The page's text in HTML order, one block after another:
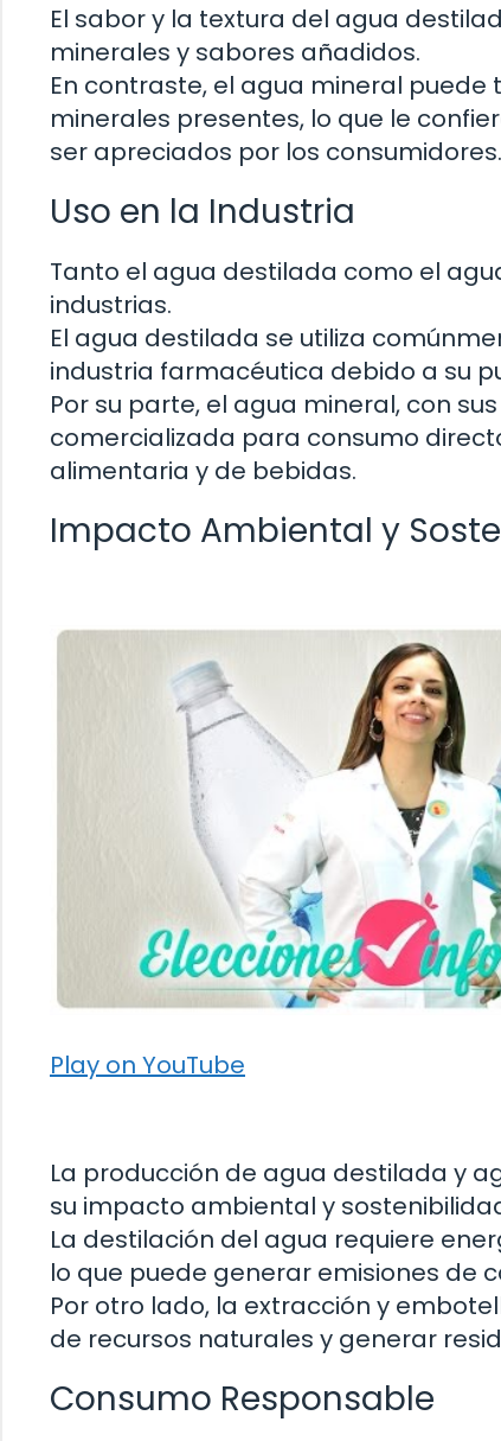
El sabor y la textura del agua
minerales y sabores añadidos.
En contraste, el agua mineral
minerales presentes, lo que le
ser apreciados por los consumidores.
Uso en la Industria
Tanto el agua destilada como el
industrias.
El agua destilada se utiliza
industria farmacéutica debido a su
Por su parte, el agua mineral, con
comercializada para consumo
alimentaria y de bebidas.
Impacto Ambiental y
Play on YouTube
La producción de agua destilada y
su impacto ambiental y
La destilación del agua requiere
lo que puede generar emisiones de
Por otro lado, la extracción y
de recursos naturales y generar
Consumo Responsable